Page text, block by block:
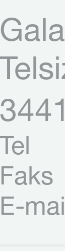
Tel
Faks
E-